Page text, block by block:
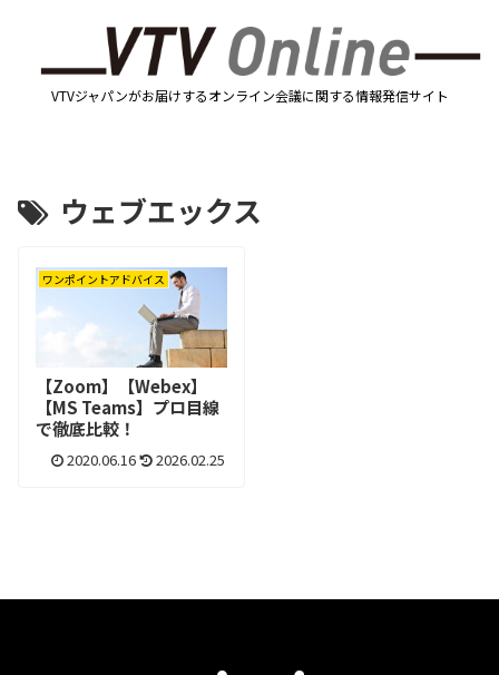
VTVジャパンがお届けするオンライン会議に関する情報発信サイト
ウェブエックス
ワンポイントアドバイス
【Zoom】【Webex】
【MS Teams】プロ目線
で徹底比較！
2020.06.16 2026.02.25